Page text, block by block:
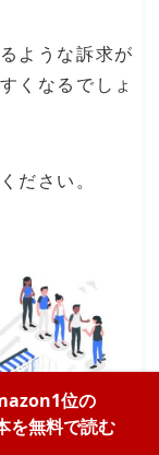
ような訴求が
くなるでしょ
ださい。
位の
を無料で読む